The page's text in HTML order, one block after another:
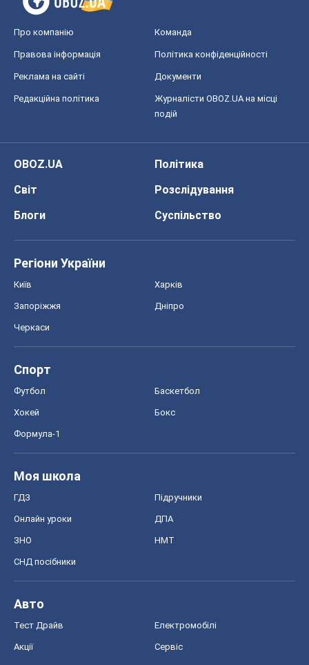
Про компанію Команда
Правова інформація Політика конфіденційності
Реклама на сайті Документи
Редакційна політика
Журналісти OBOZ.UA на місці
подій
OBOZ.UA
Політика
Світ
Розслідування
Блоги
Суспільство
Регіони України
Київ Харків
Запоріжжя Дніпро
Черкаси
Спорт
Футбол Баскетбол
Хокей Бокс
Формула-1
Моя школа
ГДЗ Підручники
Онлайн уроки ДПА
ЗНО НМТ
СНД посібники
Авто
Тест Драйв Електромобілі
Акції Сервіс